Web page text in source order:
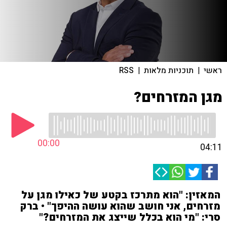
ראשי | תוכניות מלאות |
RSS
מגן המזרחים?
00:00 04:11
המאזין: "הוא מתרכז בקטע של כאילו מגן על
מזרחים, אני חושב שהוא עושה ההיפך" • ברק
סרי: "מי הוא בכלל שייצג את המזרחים?"